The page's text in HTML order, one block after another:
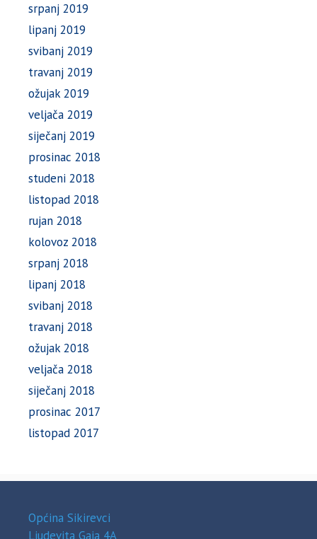
srpanj 2019
lipanj 2019
svibanj 2019
travanj 2019
ožujak 2019
veljača 2019
siječanj 2019
prosinac 2018
studeni 2018
listopad 2018
rujan 2018
kolovoz 2018
srpanj 2018
lipanj 2018
svibanj 2018
travanj 2018
ožujak 2018
veljača 2018
siječanj 2018
prosinac 2017
listopad 2017
Općina Sikirevci
Ljudevita Gaja 4A